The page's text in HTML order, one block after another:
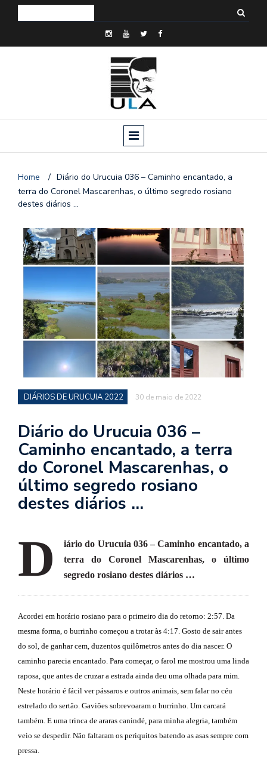
Home / Diário do Urucuia 036 – Caminho encantado, a
terra do Coronel Mascarenhas, o último segredo rosiano
destes diários …
DIÁRIOS DE URUCUIA 2022 30 de maio de 2022
Diário do Urucuia 036 –
Caminho encantado, a terra
do Coronel Mascarenhas, o
último segredo rosiano
destes diários …
D
iário do Urucuia 036 – Caminho encantado, a
terra do Coronel Mascarenhas, o último
segredo rosiano destes diários …
Acordei em horário rosiano para o primeiro dia do retorno: 2:57. Da
mesma forma, o burrinho começou a trotar às 4:17. Gosto de sair antes
do sol, de ganhar cem, duzentos quilômetros antes do dia nascer. O
caminho parecia encantado. Para começar, o farol me mostrou uma linda
raposa, que antes de cruzar a estrada ainda deu uma olhada para mim.
Neste horário é fácil ver pássaros e outros animais, sem falar no céu
estrelado do sertão. Gaviões sobrevoaram o burrinho. Um carcará
também. E uma trinca de araras canindé, para minha alegria, também
veio se despedir. Não faltaram os periquitos batendo as asas sempre com
pressa.